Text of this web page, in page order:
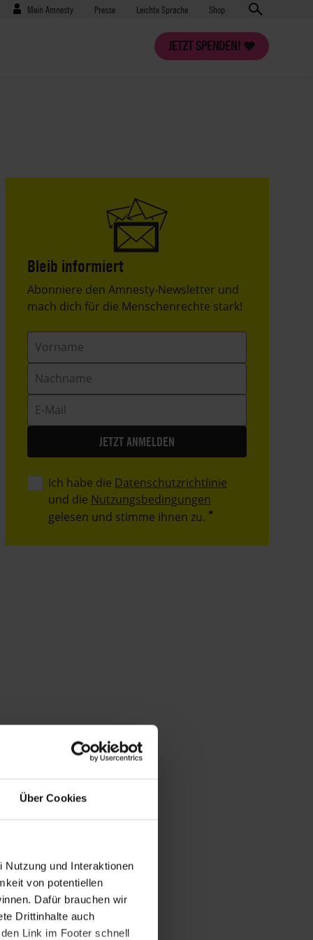
Über Cookies
Nutzung und Interaktionen
von potentiellen
Dafür brauchen wir
Drittinhalte auch
Link im Footer schnell
Benutzermenü
Mein Amnesty Presse
Presse Leichte Sprache Shop
JETZT SPENDEN!
Bleib informiert
Header
Text
Abonniere den Amnesty-Newsletter und
mach dich für die Menschenrechte stark!
Vorname
Nachname
E-
Mail
Ich habe die Datenschutzrichtlinie
und die Nutzungsbedingungen
gelesen und stimme ihnen zu.